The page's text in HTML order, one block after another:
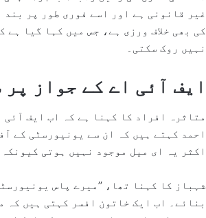
غیر قانونی ہے اور اسے فوری طور پر
کی بھی خلاف ورزی ہے، جس میں کہا گیا
نہیں روک سکتی۔
ایف آئی اے کے جواز پر
متاثرہ افراد کا کہنا ہے کہ اب ایف
احمد کہتے ہیں کہ ان سے یونیورسٹی کے
اکثر یہ ای میل موجود نہیں ہوتی
شہباز کا کہنا تھا، ’’میرے پاس
بنائے۔ اب ایک خاتون افسر کہتی ہیں کہ